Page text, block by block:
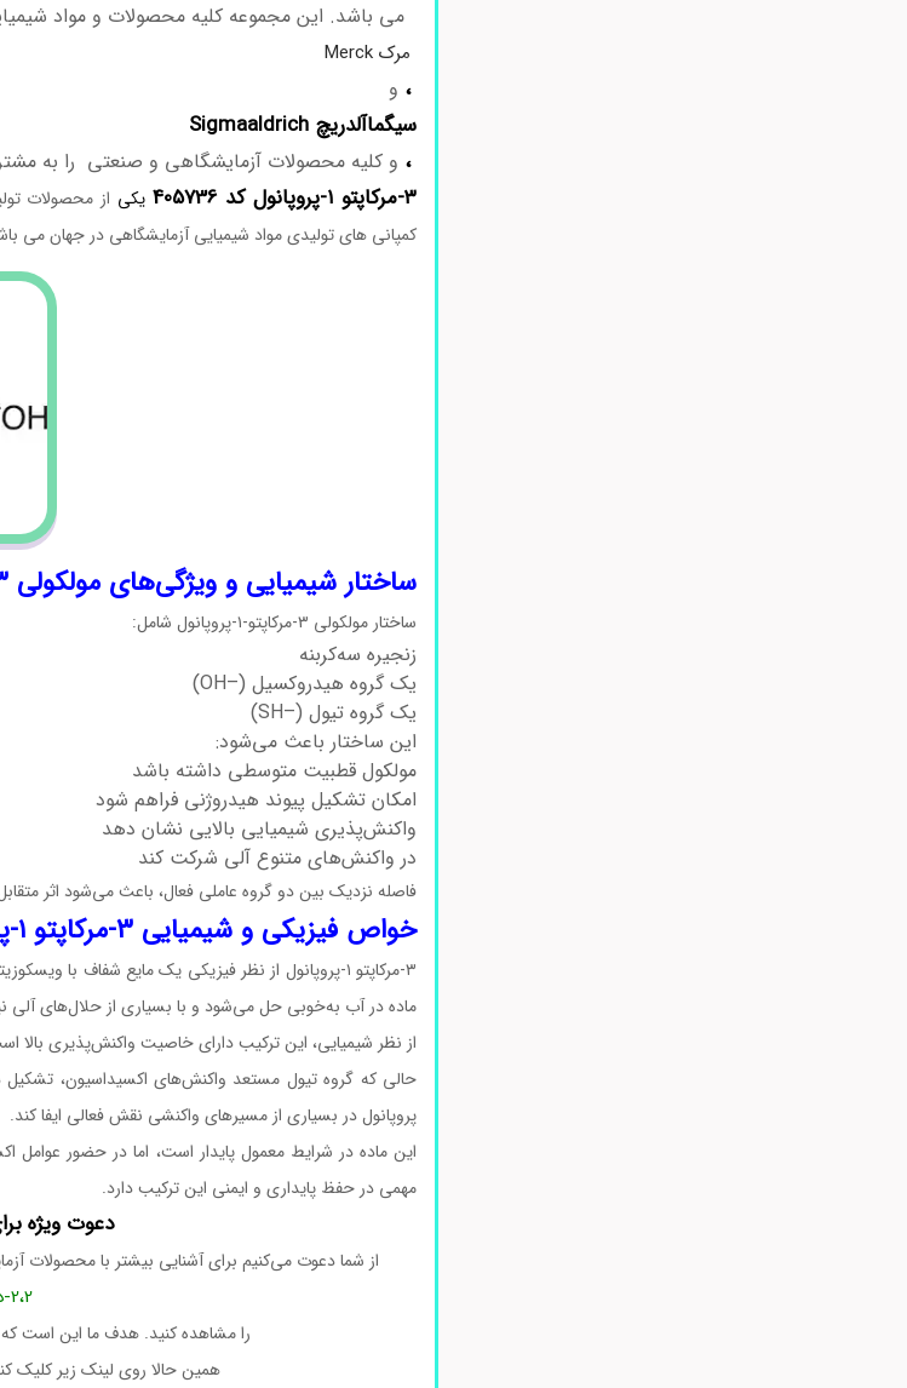
می باشد. این مجموعه کلیه محصولات و مواد
مرک Merck
، و
سیگماآلدریچ Sigmaaldrich
، و کلیه محصولات آزمایشگاهی و صنعتی را به
۳-مرکاپتو ۱-پروپانول کد 405736 یکی از محصولات
کمپانی های تولیدی مواد شیمیایی آزمایشگاهی در جهان می
ساختار شیمیایی و ویژگی‌های مولکولی ۳-مرکاپتو ۱-پروپانول
ساختار مولکولی ۳-مرکاپتو-۱-پروپانول شامل:
زنجیره سه‌کربنه
یک گروه هیدروکسیل (–OH)
یک گروه تیول (–SH)
این ساختار باعث می‌شود:
مولکول قطبیت متوسطی داشته باشد
امکان تشکیل پیوند هیدروژنی فراهم شود
واکنش‌پذیری شیمیایی بالایی نشان دهد
در واکنش‌های متنوع آلی شرکت کند
فاصله نزدیک بین دو گروه عاملی فعال، باعث می‌شود اثر
خواص فیزیکی و شیمیایی ۳-مرکاپتو ۱-پروپانول
۳-مرکاپتو ۱-پروپانول از نظر فیزیکی یک مایع شفاف
ماده در آب به‌خوبی حل می‌شود و با بسیاری از حلال‌های آلی
از نظر شیمیایی، این ترکیب دارای خاصیت واکنش‌پذیری
پروپانول در بسیاری از مسیرهای واکنشی نقش فعالی ایفا کند.
این ماده در شرایط معمول پایدار است، اما در حضور عوامل
مهمی در حفظ پایداری و ایمنی این ترکیب دارد.
دعوت ویژه
از شما دعوت می‌کنیم برای آشنایی بیشتر با محصولات
2،2-دی متیل-1،3-پروپاندیامین
را مشاهده کنید. هدف ما این است که
همین حالا روی لینک زیر کلیک